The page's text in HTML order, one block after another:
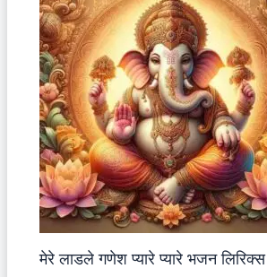
मेरे लाडले गणेश प्यारे प्यारे भजन लिरिक्स